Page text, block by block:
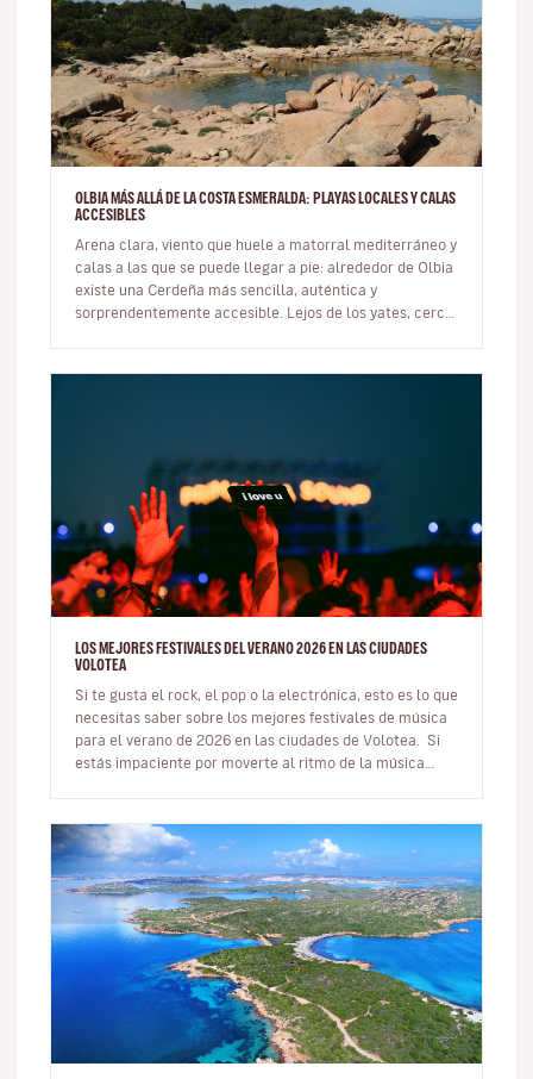
OLBIA MÁS ALLÁ DE LA COSTA ESMERALDA: PLAYAS LOCALES Y CALAS
ACCESIBLES
Arena clara, viento que huele a matorral mediterráneo y
calas a las que se puede llegar a pie: alrededor de Olbia
existe una Cerdeña más sencilla, auténtica y
sorprendentemente accesible. Lejos de los yates, cerca
LOS MEJORES FESTIVALES DEL VERANO 2026 EN LAS CIUDADES
VOLOTEA
Si te gusta el rock, el pop o la electrónica, esto es lo que
necesitas saber sobre los mejores festivales de música
para el verano de 2026 en las ciudades de Volotea. Si
estás impaciente por moverte al ritmo de la música…